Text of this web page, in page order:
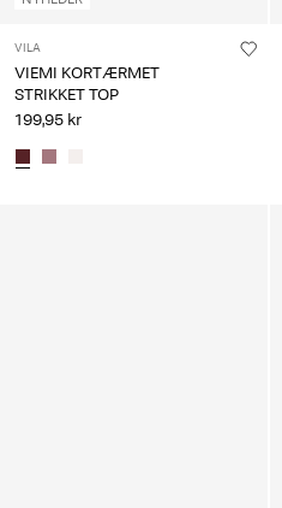
VILA
VIEMI KORTÆRMET
STRIKKET TOP
199,95 kr